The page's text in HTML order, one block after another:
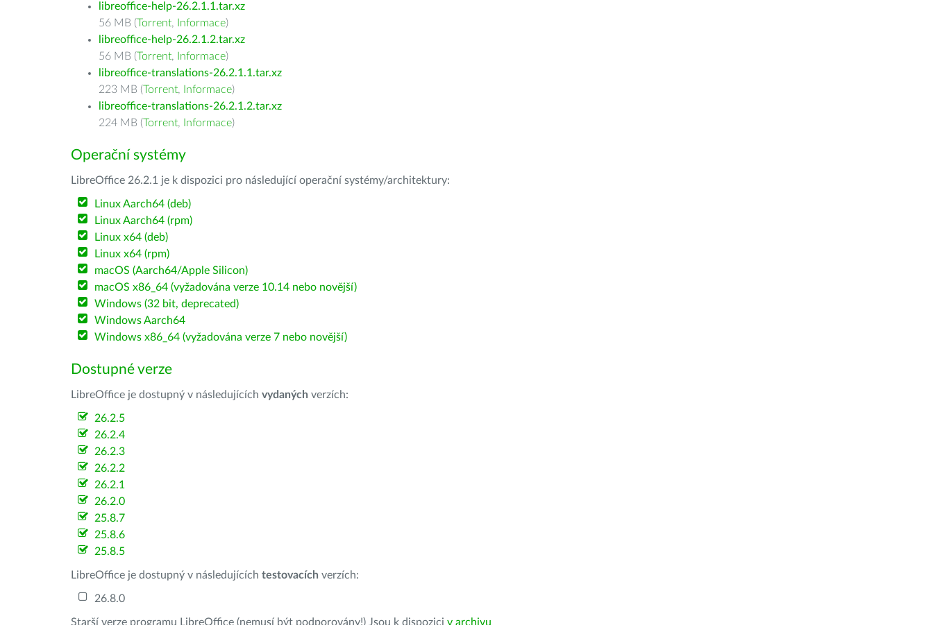
libreoffice-help-26.2.1.1.tar.xz
56 MB (Torrent, Informace)
libreoffice-help-26.2.1.2.tar.xz
56 MB (Torrent, Informace)
libreoffice-translations-26.2.1.1.tar.xz
223 MB (Torrent, Informace)
libreoffice-translations-26.2.1.2.tar.xz
224 MB (Torrent, Informace)
Operační systémy
LibreOffice 26.2.1 je k dispozici pro následující operační systémy/architektury:
Linux Aarch64 (deb)
Linux Aarch64 (rpm)
Linux x64 (deb)
Linux x64 (rpm)
macOS (Aarch64/Apple Silicon)
macOS x86_64 (vyžadována verze 10.14 nebo novější)
Windows (32 bit, deprecated)
Windows Aarch64
Windows x86_64 (vyžadována verze 7 nebo novější)
Dostupné verze
LibreOffice je dostupný v následujících vydaných verzích:
26.2.5
26.2.4
26.2.3
26.2.2
26.2.1
26.2.0
25.8.7
25.8.6
25.8.5
LibreOffice je dostupný v následujících testovacích verzích:
26.8.0
Starší verze programu LibreOffice (nemusí být podporovány!) Jsou k dispozici v archivu